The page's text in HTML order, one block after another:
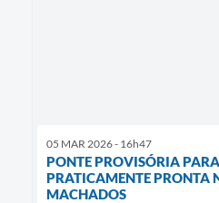
05 MAR 2026 - 16h47
PONTE PROVISÓRIA
PRATICAMENTE PRONTA
MACHADOS